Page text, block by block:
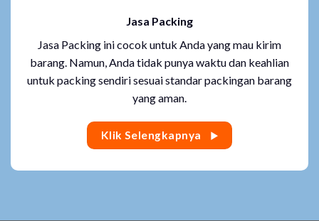
Jasa Packing
Jasa Packing ini cocok untuk Anda yang mau kirim
barang. Namun, Anda tidak punya waktu dan keahlian
untuk packing sendiri sesuai standar packingan barang
yang aman.
Klik Selengkapnya